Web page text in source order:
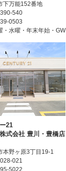
下万能152番地
540
0503
・水曜・年末年始・GW
21
式会社 豊川・豊橋店
本野ヶ原3丁目19-1
021
5022